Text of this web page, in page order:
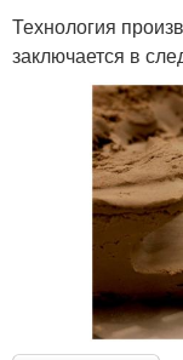
Технология
заключается в